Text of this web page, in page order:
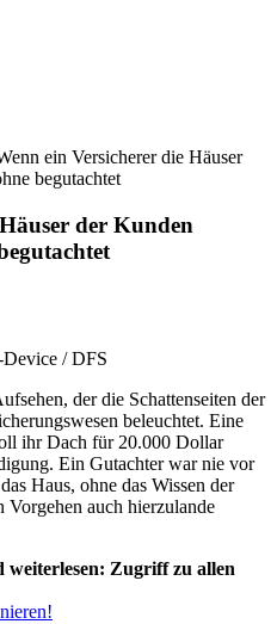
ein Versicherer die Häuser
begutachtet
der Kunden
/ DFS
der die Schattenseiten der
beleuchtet. Eine
ihr Dach für 20.000 Dollar
Ein Gutachter war nie vor
Haus, ohne das Wissen der
Vorgehen auch hierzulande
weiterlesen: Zugriff zu allen